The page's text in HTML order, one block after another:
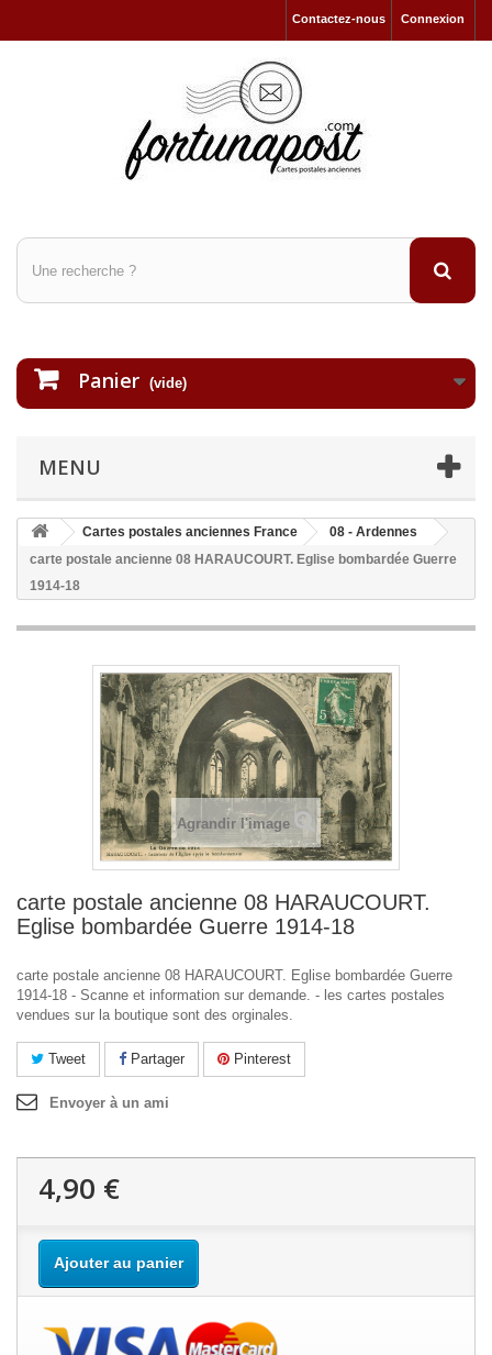
Connexion
Contactez-nous
Panier (vide)
MENU
Cartes postales anciennes France
08 - Ardennes
carte postale ancienne 08 HARAUCOURT. Eglise bombardée Guerre
1914-18
Agrandir l'image
carte postale ancienne 08 HARAUCOURT.
Eglise bombardée Guerre 1914-18
carte postale ancienne 08 HARAUCOURT. Eglise bombardée Guerre
1914-18 - Scanne et information sur demande. - les cartes postales
vendues sur la boutique sont des orginales.
Tweet Partager Pinterest
Envoyer à un ami
4,90 €
Ajouter au panier